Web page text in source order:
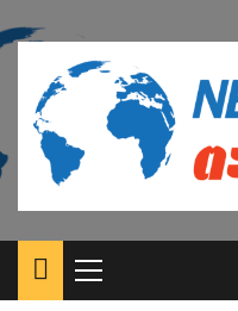
to
content
Primary
Menu